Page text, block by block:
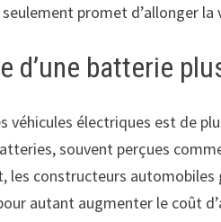
promet d’allonger
d’une batterie
véhicules électriques est de
souvent perçues
les constructeurs
autant augmenter le coût